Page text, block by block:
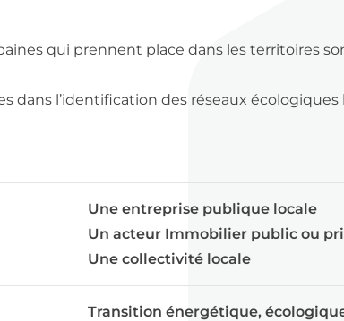
qui prennent place dans les territoires
dans l’identification des réseaux
Une entreprise publique locale
Un acteur Immobilier public ou
Une collectivité locale
Transition énergétique,